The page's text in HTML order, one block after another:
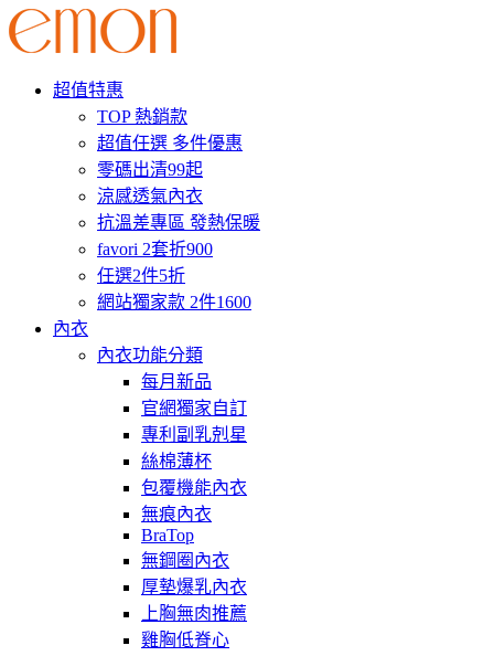
超值特惠
TOP 熱銷款
超值任選 多件優惠
零碼出清99起
涼感透氣內衣
抗溫差專區 發熱保暖
favori 2套折900
任選2件5折
網站獨家款 2件1600
內衣
內衣功能分類
每月新品
官網獨家自訂
專利副乳剋星
絲棉薄杯
包覆機能內衣
無痕內衣
BraTop
無鋼圈內衣
厚墊爆乳內衣
上胸無肉推薦
雞胸低脊心